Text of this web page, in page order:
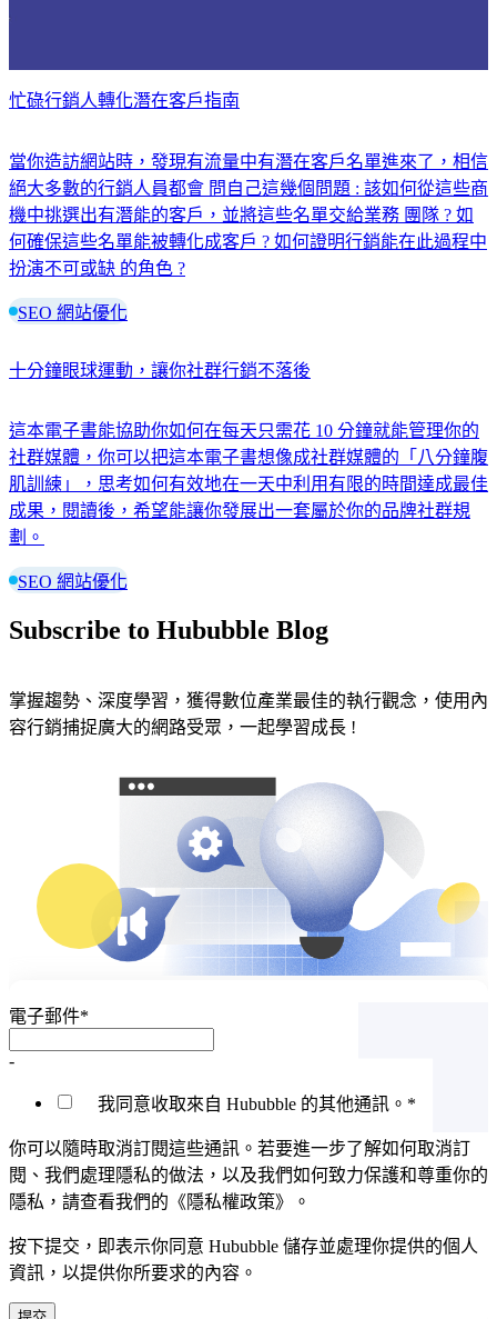
忙碌行銷人轉化潛在客戶指南
當你造訪網站時，發現有流量中有潛在客戶名單進來了，相信
絕大多數的行銷人員都會 問自己這幾個問題 : 該如何從這些商
機中挑選出有潛能的客戶，並將這些名單交給業務 團隊 ? 如
何確保這些名單能被轉化成客戶 ? 如何證明行銷能在此過程中
扮演不可或缺 的角色 ?
SEO 網站優化
十分鐘眼球運動，讓你社群行銷不落後
這本電子書能協助你如何在每天只需花 10 分鐘就能管理你的
社群媒體，你可以把這本電子書想像成社群媒體的「八分鐘腹
肌訓練」，思考如何有效地在一天中利用有限的時間達成最佳
成果，閱讀後，希望能讓你發展出一套屬於你的品牌社群規
劃。
SEO 網站優化
Subscribe to Hububble Blog
掌握趨勢、深度學習，獲得數位產業最佳的執行觀念，使用內
容行銷捕捉廣大的網路受眾，一起學習成長 !
電子郵件*
-
我同意收取來自 Hububble 的其他通訊。 *
你可以隨時取消訂閱這些通訊。若要進一步了解如何取消訂
閱、我們處理隱私的做法，以及我們如何致力保護和尊重你的
隱私，請查看我們的《隱私權政策》。
按下提交，即表示你同意 Hububble 儲存並處理你提供的個人
資訊，以提供你所要求的內容。